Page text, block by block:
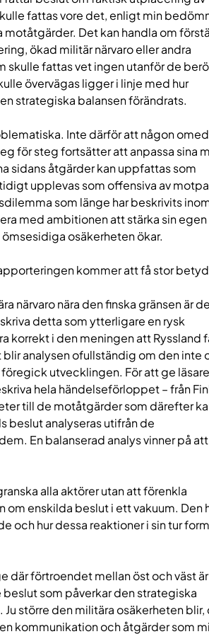
fattas vore det, enligt min
Det kan handla om
ökad militär närvaro eller andra
skulle fattas vet ingen utanför de
övervägas ligger i linje med hur
strategiska balansen förändrats.
Inte därför att någon
för steg fortsätter att anpassa sina
sidans åtgärder kan uppfattas som
upplevas som offensiva av
som länge har beskrivits
med ambitionen att stärka sin egen
osäkerheten ökar.
kommer att få stor
närvaro nära den finska gränsen är
detta som ytterligare en rysk
korrekt i den meningen att Ryssland
analysen ofullständig om den inte
utvecklingen. För att ge
hela händelseförloppet – från
till de motåtgärder som därefter
beslut analyseras utifrån de
En balanserad analys vinner på att
alla aktörer utan att förenkla
enskilda beslut i ett vakuum. Den
och hur dessa reaktioner i sin tur
där förtroendet mellan öst och väst är
som påverkar den strategiska
större den militära osäkerheten
kommunikation och åtgärder som